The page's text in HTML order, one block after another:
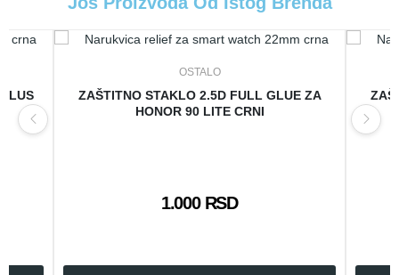
OSTALO
ZAŠTITNO STAKLO 2.5D FULL GLUE ZA
HONOR 90 LITE CRNI
1.000 RSD